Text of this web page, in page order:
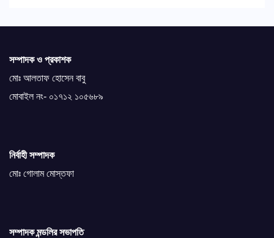
সম্পাদক ও প্রকাশক
মোঃ আলতাফ হোসেন বাবু
মোবাইল নং- ০১৭১২ ১০৫৬৮৯
নির্বাহী সম্পাদক
মোঃ গোলাম মোস্তফা
সম্পাদক মন্ডলির সভাপতি